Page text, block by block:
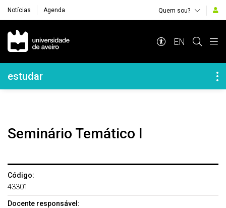
Notícias Agenda Quem sou?
Navegação Principal
EN
Navegação Lateral
estudar
Seminário Temático I
Código:
43301
Docente responsável: